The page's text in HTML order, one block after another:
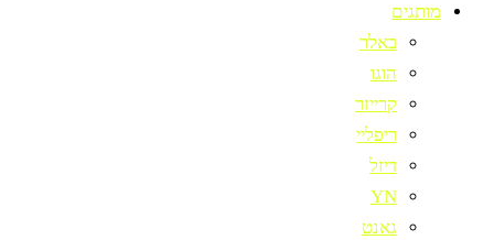
מותגים
באלר
הוגו
קרייזר
ריפליי
דיזל
YN
גאנט